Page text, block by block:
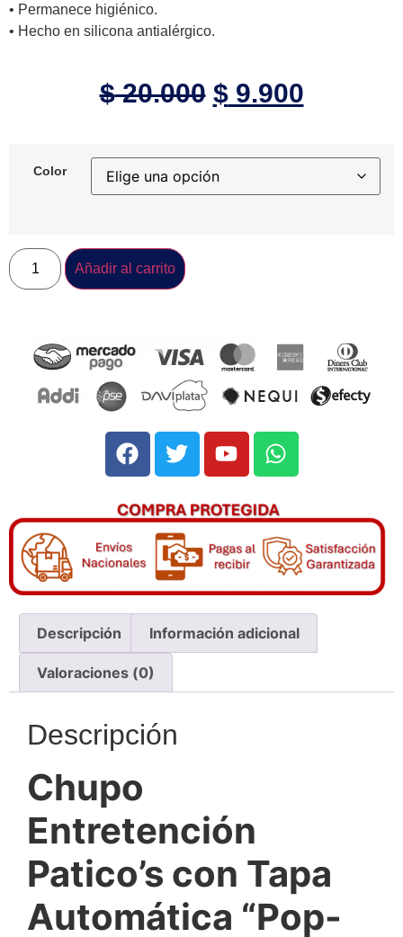
• Permanece higiénico.
• Hecho en silicona antialérgico.
$20.000 $9.900
Color
Añadir al carrito
Descripción Información adicional
Valoraciones (0)
Descripción
Chupo
Entretención
Patico’s con Tapa
Automática “Pop-